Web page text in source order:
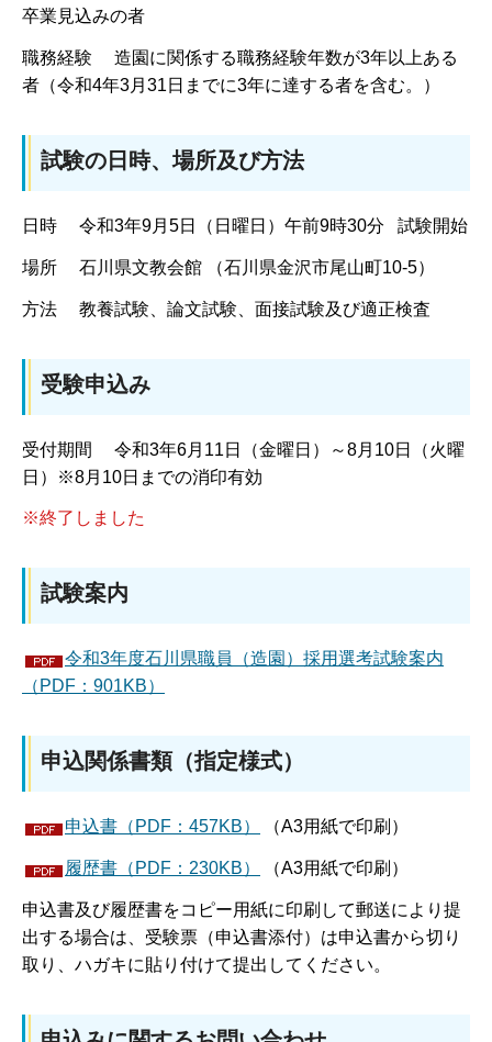
卒業見込みの者
職務経験 造園に関係する職務経験年数が3年以上ある
者（令和4年3月31日までに3年に達する者を含む。）
試験の日時、場所及び方法
日時 令和3年9月5日（日曜日）午前9時30分 試験開始
場所 石川県文教会館 （石川県金沢市尾山町10-5）
方法 教養試験、論文試験、面接試験及び適正検査
受験申込み
受付期間 令和3年6月11日（金曜日）～8月10日（火曜
日）※8月10日までの消印有効
※終了しました
試験案内
令和3年度石川県職員（造園）採用選考試験案内
（PDF：901KB）
申込関係書類（指定様式）
申込書（PDF：457KB） （A3用紙で印刷）
履歴書（PDF：230KB） （A3用紙で印刷）
申込書及び履歴書をコピー用紙に印刷して郵送により提
出する場合は、受験票（申込書添付）は申込書から切り
取り、ハガキに貼り付けて提出してください。